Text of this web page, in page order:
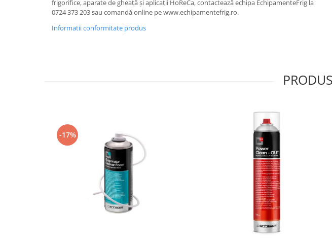
frigorifice, aparate de gheață și aplicații HoReCa, contactează echipa EchipamenteFrig la
0724 373 203 sau comandă online pe www.echipamentefrig.ro.
Informatii conformitate produs
-17%